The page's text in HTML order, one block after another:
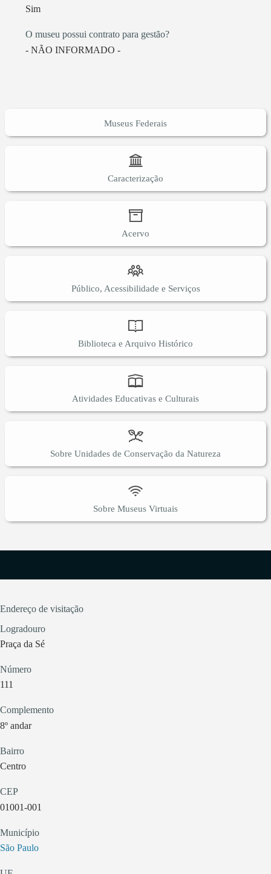
Sim
O museu possui contrato para gestão?
- NÃO INFORMADO -
Museus Federais
Caracterização
Acervo
Público, Acessibilidade e Serviços
Biblioteca e Arquivo Histórico
Atividades Educativas e Culturais
Sobre Unidades de Conservação da Natureza
Sobre Museus Virtuais
Endereço de visitação
Logradouro
Praça da Sé
Número
111
Complemento
8º andar
Bairro
Centro
CEP
01001-001
Município
São Paulo